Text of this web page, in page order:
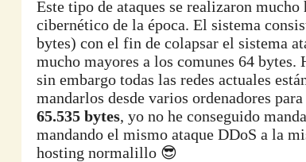
Este tipo de ataques se realizaron
cibernético de la época. El sistema
bytes) con el fin de colapsar el sistema
mucho mayores a los comunes 64
sin embargo todas las redes actuales
mandarlos desde varios ordenadores
65.535 bytes, yo no he conseguido
mandando el mismo ataque DDoS a la
hosting normalillo 😎